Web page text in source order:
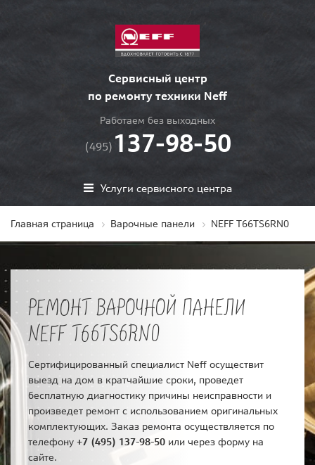
Сервисный центр
по ремонту техники Neff
Работаем без выходных
(495) 137-98-50
Услуги сервисного центра
Главная страница Варочные панели NEFF T66TS6RN0
РЕМОНТ ВАРОЧНОЙ ПАНЕЛИ
NEFF T66TS6RN0
Сертифицированный специалист Neff осуществит
выезд на дом в кратчайшие сроки, проведет
бесплатную диагностику причины неисправности и
произведет ремонт с использованием оригинальных
комплектующих. Заказ ремонта осуществляется по
телефону +7 (495) 137-98-50 или через форму на
сайте.